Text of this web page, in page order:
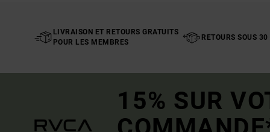
LIVRAISON ET RETOURS GRATUITS
POUR LES MEMBRES
RETOURS SOUS 30
15% SUR